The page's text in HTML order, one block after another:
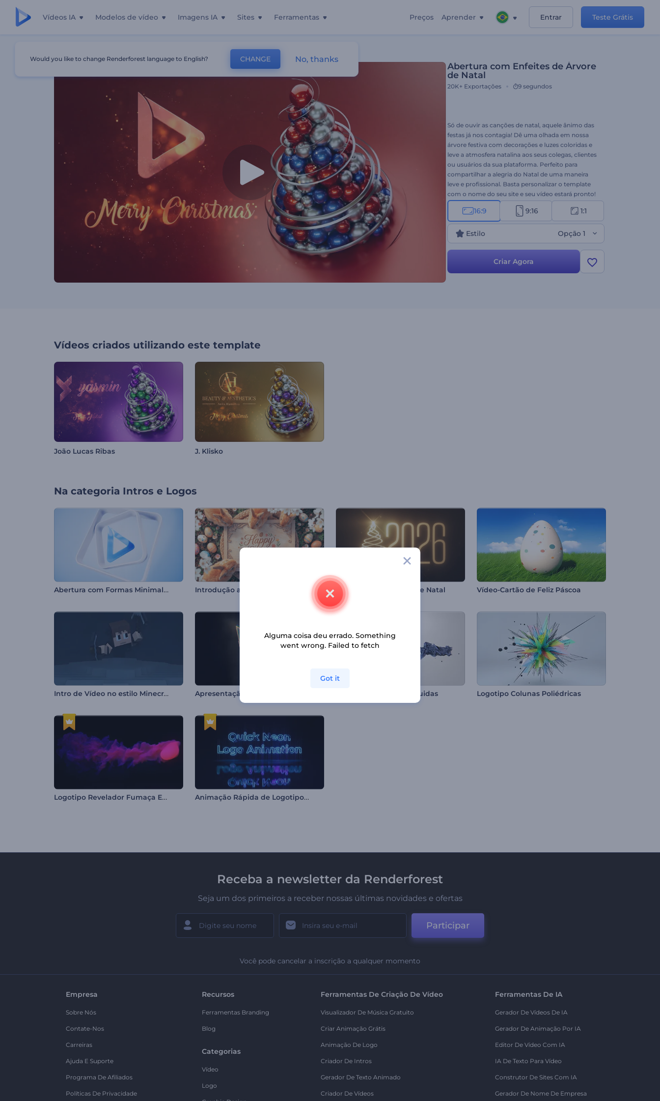
Vídeos IA Modelos de vídeo Imagens IA Sites Ferramentas Preços Aprender Entrar Teste Grátis
Abertura Com Enfeites De Árvore De Natal
Abertura com Enfeites de Árvore
de Natal
20K+ Exportações 9 segundos
Só de ouvir as canções de natal, aquele ânimo das
festas já nos contagia! Dê uma olhada em nossa
árvore festiva com decorações e luzes coloridas e
leve a atmosfera natalina aos seus colegas, clientes
ou usuários da sua plataforma. Perfeito para
compartilhar a alegria do Natal de uma maneira
leve e profissional. Basta personalizar o template
com o nome do seu site e seu vídeo estará pronto!
Experimente hoje.
16:9 9:16 1:1
Estilo Opção 1
Criar Agora
Vídeos criados utilizando este template
João Lucas Ribas J. Klisko
Na categoria Intros e Logos
Abertura com Formas Minimalistas Introdução Cintilante de Natal Vídeo-Cartão de Feliz Páscoa
Intro de Vídeo no estilo Minecraft Logotipo Partículas Líquidas Logotipo Colunas Poliédricas
Logotipo Revelador Fumaça Enigmática Animação Rápida de Logotipo Neon
Receba a newsletter da Renderforest
Seja um dos primeiros a receber nossas últimas novidades e ofertas
Participar
Você pode cancelar a inscrição a qualquer momento
Empresa
Sobre Nós
Contate-Nos
Carreiras
Ajuda E Suporte
Programa De Afiliados
Políticas De Privacidade
Recursos
Ferramentas Branding
Blog
Categorias
Vídeo
Logo
Ferramentas De Criação De Vídeo
Visualizador De Música Gratuito
Criar Animação Grátis
Animação De Logo
Criador De Intros
Gerador De Texto Animado
Criador De Vídeos
Ferramentas De IA
Gerador De Vídeos De IA
Gerador De Animação Por IA
Editor De Vídeo Com IA
IA De Texto Para Vídeo
Construtor De Sites Com IA
Gerador De Nome De Empresa
Would you like to change Renderforest language to English? CHANGE No, thanks
Alguma coisa deu errado. Something
went wrong. Failed to fetch
Got it